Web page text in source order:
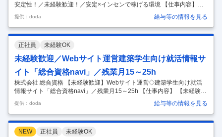
安定性！／未経験歓迎！／安定×インセンで稼げる環境 【仕事内容】
【未経験歓迎★佐賀／地域限定】営業※業界トップの安定性！／未経験
歓迎！／安定×インセンで稼げる環境 【具体的な仕事内容】 ～知名度・
実績抜群／建築業界必須資格の取得講座で顧客ニーズ◎業界トップシェ
ア／インセン＋固定給で【稼ぐ＋安定】を両立／新卒3年目平均年収626
万円／脱年功序列！で早期キャリアアップ可能～ ■業務の概要 当社が全
国で展開するライセンススクール「総合資格学院」にて下記の業務を担
当頂きます！ （1）生徒募集業務 学校に対しては就職セミナーや資格ガ
イ…
提供：doda 給与等の情報を見る
正社員 未経験OK
未経験歓迎／Webサイト運営建築学生向け就活情報サ
イト「総合資格navi」／残業月15～25h
株式会社 総合資格 【未経験歓迎】Webサイト運営◇建築学生向け就活
情報サイト「総合資格navi」／残業月15～25h 【仕事内容】 【未経験歓
迎】Webサイト運営◇建築学生向け就活情報サイト「総合資格navi」／
残業月15～25h 【具体的な仕事内容】 【Webサイト運営◇建設業界専特
化型の新卒就職情報サイト◇インハウス×建築士・施工管理技士等の資
格講座最大手／技術者のキャリアアップを支援する『総合資格学院』を
全国で展開／残業月15～25h】 ■採用背景： 業界の需要として資格保有
提供：doda 給与等の情報を見る
NEW 正社員 未経験OK